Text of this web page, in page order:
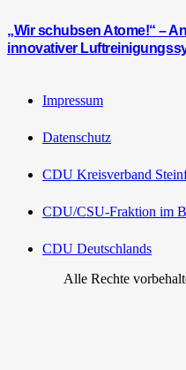
„Wir schubsen Atome!“ –
innovativer
Impressum
Datenschutz
CDU Kreisverband
CDU/CSU-Fraktion im
CDU Deutschlands
Alle Rechte